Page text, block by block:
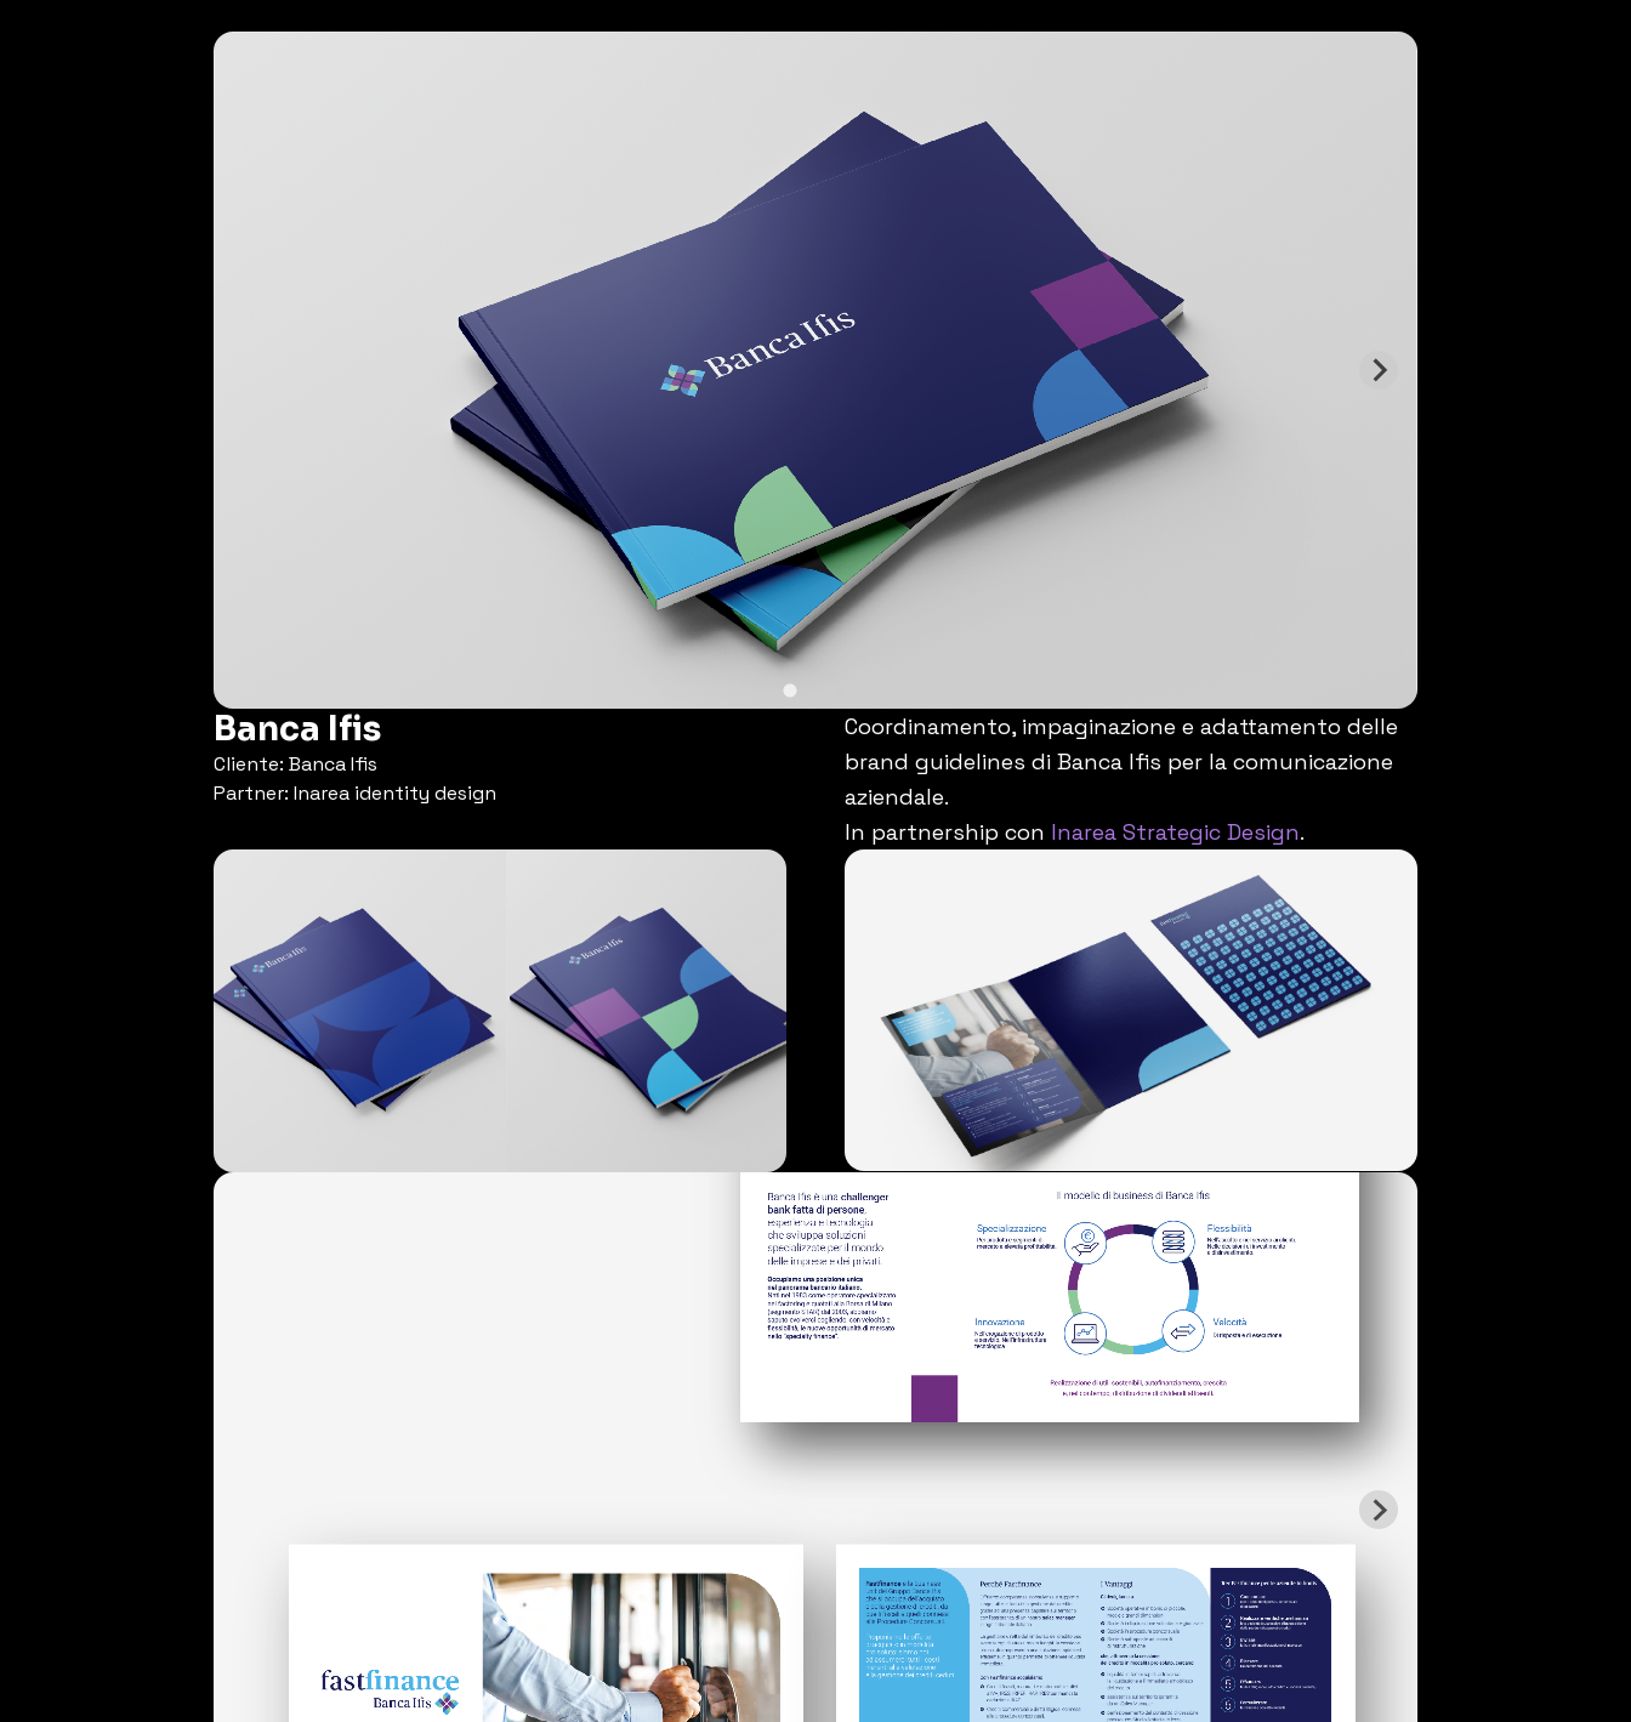
Banca Ifis
Cliente: Banca Ifis
Partner: Inarea identity design
Coordinamento, impaginazione e adattamento delle
brand guidelines di Banca Ifis per la comunicazione
aziendale.
In partnership con Inarea Strategic Design.